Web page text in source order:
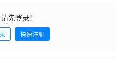
请先登录！
快速注册